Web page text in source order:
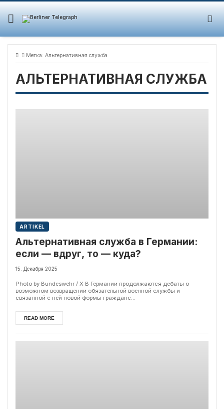
Skip
content
Метка: Альтернативная служба
АЛЬТЕРНАТИВНАЯ СЛУЖБА
ARTIKEL
Альтернативная служба в Германии:
если — вдруг, то — куда?
15. Декабря 2025
Photo by Bundeswehr / X В Германии продолжаются дебаты о
возможном возвращении обязательной военной службы и
связанной с ней новой формы гражданс...
READ MORE